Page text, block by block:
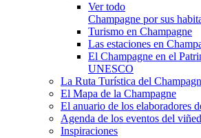
Ver todo
Champagne por sus
Turismo en Champagne
Las estaciones en
El Champagne en el
UNESCO
La Ruta Turística del
El Mapa de la Champagne
El anuario de los elaboradores
Agenda de los eventos del
Inspiraciones